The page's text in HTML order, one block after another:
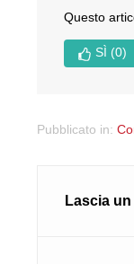
Questo
SÌ (0)
Pubblicato in:
Lascia